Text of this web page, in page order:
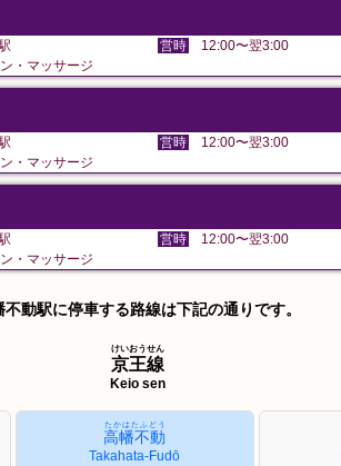
営時 12:00〜翌3:00
・マッサージ
営時 12:00〜翌3:00
・マッサージ
営時 12:00〜翌3:00
・マッサージ
不動駅に停車する路線は下記の通りです。
京王線
けいおうせん
Keio sen
高幡不動
たかはたふどう
Takahata-Fudō